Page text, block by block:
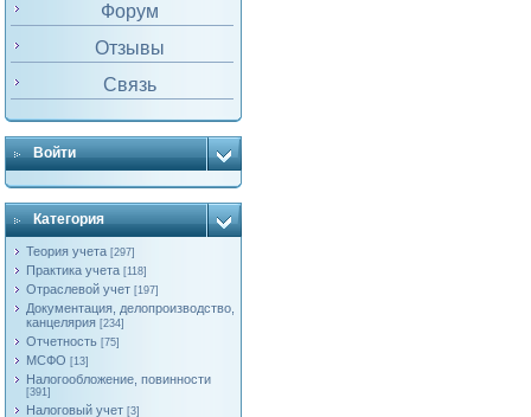
Форум
Отзывы
Связь
Войти
Категория
Теория учета [297]
Практика учета [118]
Отраслевой учет [197]
Документация, делопроизводство,
канцелярия [234]
Отчетность [75]
МСФО [13]
Налогообложение, повинности
[391]
Налоговый учет [3]